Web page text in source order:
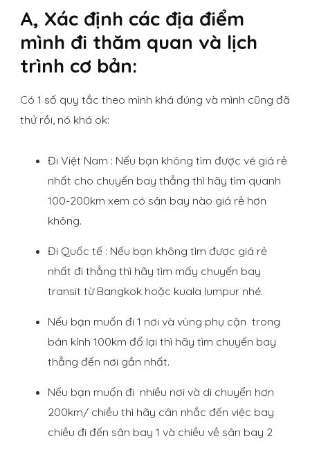
A, Xác định các địa điểm
mình đi thăm quan và lịch
trình cơ bản:
Có 1 số quy tắc theo mình khá đúng và mình cũng đã
thử rồi, nó khá ok:
Đi Việt Nam : Nếu bạn không tìm được vé giá rẻ
nhất cho chuyến bay thẳng thì hãy tìm quanh
100-200km xem có sân bay nào giá rẻ hơn
không.
Đi Quốc tế : Nếu bạn không tìm được giá rẻ
nhất đi thẳng thì hãy tìm mấy chuyến bay
transit từ Bangkok hoặc kuala lumpur nhé.
Nếu bạn muốn đi 1 nơi và vùng phụ cận trong
bán kính 100km đổ lại thì hãy tìm chuyến bay
thẳng đến nơi gần nhất.
Nếu bạn muốn đi nhiều nơi và di chuyển hơn
200km/ chiều thì hãy cân nhắc đến việc bay
chiều đi đến sân bay 1 và chiều về sân bay 2